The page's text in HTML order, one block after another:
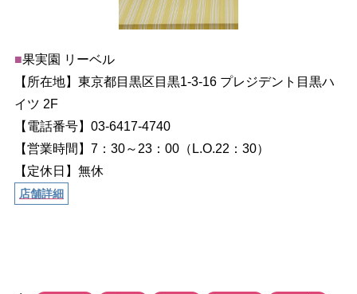
■果実園 リーベル
【所在地】東京都目黒区目黒1-3-16 プレジデント目黒ハ
イツ 2F
【電話番号】03-6417-4740
【営業時間】7：30～23：00（L.O.22：30）
【定休日】無休
店舗詳細